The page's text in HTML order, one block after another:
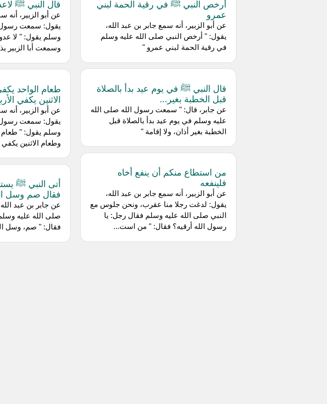
أرخص النبي ﷺ في رقية الحمة لبني
عمرو
عن أبو الزبير، أنه سمع جابر بن عبد الله،
يقول: " أرخص النبي صلى الله عليه وسلم
في رقية الحمة لبني عمرو "
قال النبي ﷺ في يوم عيد بدأ بالصلاة
قبل الخطبة بغير...
عن جابر، قال: " سمعت رسول الله صلى الله
عليه وسلم في يوم عيد بدأ بالصلاة قبل
الخطبة بغير أذان، ولا إقامة "
من استطاع منكم أن ينفع أخاه
فلينفعه
عن أبو الزبير، أنه سمع جابر بن عبد الله،
يقول: لدغت رجلا منا عقرب، ونحن جلوس مع
النبي صلى الله عليه وسلم فقال رجل: يا
رسول الله أرقيه؟ فقال: " من است...
قال النبي ﷺ
عن أبو الزبير، أنه
يقول: سمعت رسول
وسلم يقول: " لا
وسمعت أبا الزبير
طعام الواحد
الاثنين يكفي
عن أبو الزبير،
يقول: سمعت رسول
وسلم يقول: " طعام
وطعام الاثنين يكفي
أتى النبي ﷺ
فقال صم وسل
عن جابر بن عبد
صلى الله عليه
فقال: " صم، وسل